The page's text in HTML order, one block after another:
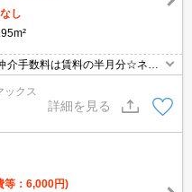
なし
手数料は賃料の半月分☆ネッ
気の設備そろってます☆彡
ックス
詳細を見る
等：6,000円)